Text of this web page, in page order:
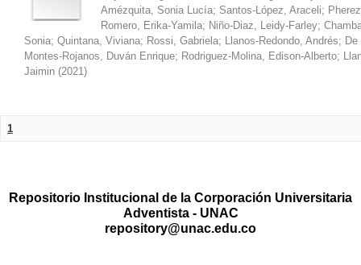
Amézquita, Sonia Lucía; Santos-López, Araceli;
Romero, Erika-Yamila; Niño-Diaz, Leidy-Farley;
Sonia; Quintana, Viviana; Rossi, Gabriela; Llanos-Redondo, Andrés;
Montes-Rojanos, Duván Enrique; Rodriguez-Molina, Edison-Alberto;
Jaimin (2021)
1
Repositorio Institucional de la Corporación Universitaria
Adventista - UNAC
repository@unac.edu.co